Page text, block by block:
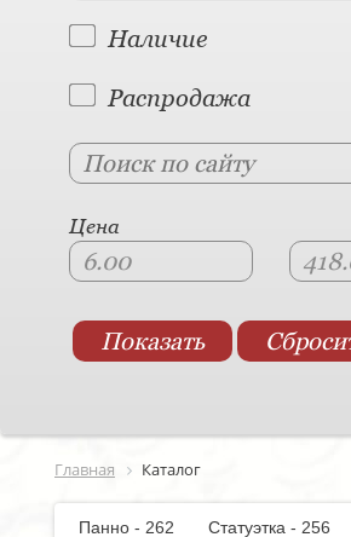
Наличие
Распродажа
Цена
Главная Каталог
Панно - 262 Статуэтка - 256